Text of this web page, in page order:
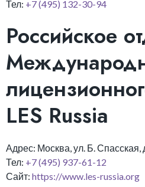
Тел: +7 (495) 132-30-94
Российское
LES Russia
Адрес: Москва, ул. Б. Спасская,
Тел: +7 (495) 937-61-12
Сайт: https://www.les-russia.org